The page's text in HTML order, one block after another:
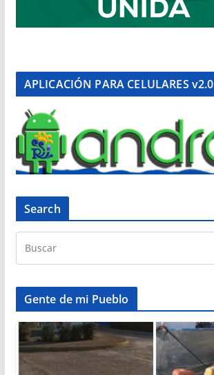
APLICACIÓN PARA CELULARES v2.0
Search
Gente de mi Pueblo